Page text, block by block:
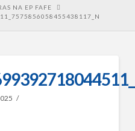
NA EP FAFE